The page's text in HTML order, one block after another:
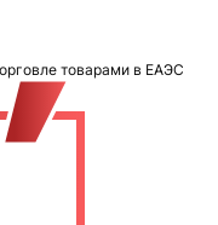
товарами в ЕАЭС